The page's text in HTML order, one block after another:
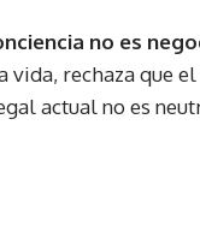
no es
vida, rechaza que
actual no es